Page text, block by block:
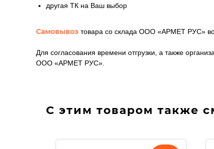
другая ТК на Ваш выбор
Самовывоз товара со склада ООО «АРМЕТ РУС»
Для согласования времени отгрузки, а также
ООО «АРМЕТ РУС».
С этим товаром также